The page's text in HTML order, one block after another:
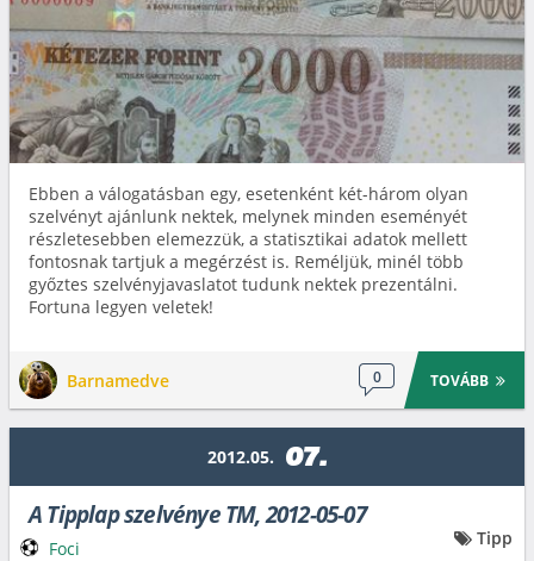
Ebben a válogatásban egy, esetenként két-három olyan
szelvényt ajánlunk nektek, melynek minden eseményét
részletesebben elemezzük, a statisztikai adatok mellett
fontosnak tartjuk a megérzést is. Reméljük, minél több
győztes szelvényjavaslatot tudunk nektek prezentálni.
Fortuna legyen veletek!
Barnamedve 0 TOVÁBB
2012.05. 07.
A Tipplap szelvénye TM, 2012-05-07
Foci Tipp